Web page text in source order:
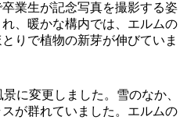
業生が記念写真を撮影する姿
、暖かな構内では、エルムの
りで植物の新芽が伸びていま
に変更しました。雪のなか、
が群れていました。エルムの